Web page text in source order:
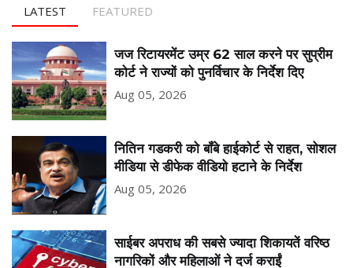
LATEST FEATURED
जज रिटायरमेंट उम्र 62 साल करने पर सुप्रीम
कोर्ट ने राज्यों को पुनर्विचार के निर्देश दिए
Aug 05, 2026
नितिन गडकरी को बॉंबे हाईकोर्ट से राहत, सोशल
मीडिया से डीफेक वीडियो हटाने के निर्देश
Aug 05, 2026
साईबर अपराध की सबसे ज्यादा शिकायतें वरिष्ठ
नागरिकों और महिलाओं ने दर्ज कराईं